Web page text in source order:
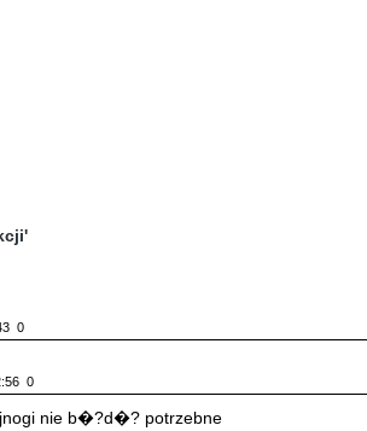
0
0
nie b�?d�? potrzebne